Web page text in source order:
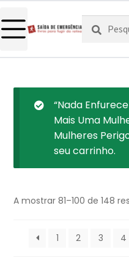
Pesquisar
por:
Pesquisa
“Nada Enfurece
Mais Uma
Mulheres
seu carrinho.
A mostrar 81–100 de 148
1 2 3 4